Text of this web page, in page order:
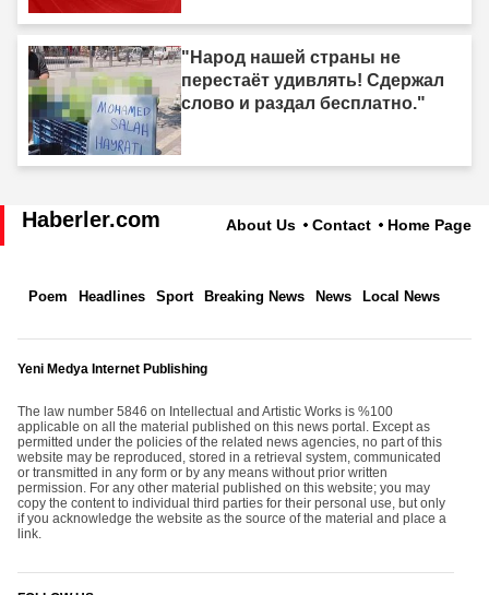
"Народ нашей страны не
перестаёт удивлять! Сдержал
слово и раздал бесплатно."
Haberler.com About Us Contact Home Page
Poem Headlines Sport Breaking News News Local News
Yeni Medya Internet Publishing
The law number 5846 on Intellectual and Artistic Works is %100
applicable on all the material published on this news portal. Except as
permitted under the policies of the related news agencies, no part of this
website may be reproduced, stored in a retrieval system, communicated
or transmitted in any form or by any means without prior written
permission. For any other material published on this website; you may
copy the content to individual third parties for their personal use, but only
if you acknowledge the website as the source of the material and place a
link.